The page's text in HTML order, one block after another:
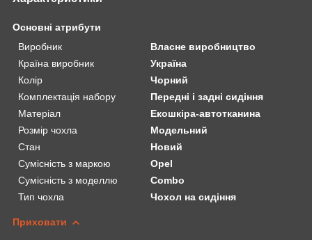
Основні атрибути
Виробник
Власне виробництво
Країна виробник
Україна
Колір
Чорний
Комплектація набору
Передні і задні сидіння
Матеріал
Екошкіра-автотканина
Розмір чохла
Модельний
Стан
Новий
Сумісність з маркою
Opel
Сумісність з моделлю
Combo
Тип чохла
Чохол на сидіння
Приховати